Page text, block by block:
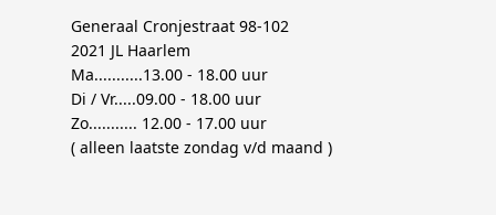
Generaal Cronjestraat 98-102
2021 JL Haarlem
Ma...........13.00 - 18.00 uur
Di / Vr.....09.00 - 18.00 uur
Zo........... 12.00 - 17.00 uur
( alleen laatste zondag v/d maand )